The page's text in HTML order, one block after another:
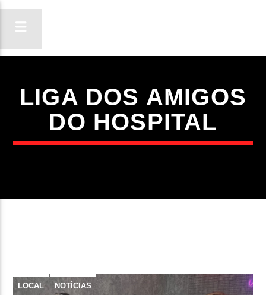
ON FM
LIGA-TE
FAIXA ATUAL
LIGA DOS AMIGOS
DO HOSPITAL
LOCAL NOTÍCIAS